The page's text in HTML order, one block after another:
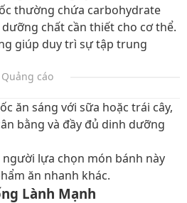
thường chứa carbohydrate
chất cần thiết cho cơ thể.
giúp duy trì sự tập trung
Quảng cáo
ăn sáng với sữa hoặc trái cây,
bằng và đầy đủ dinh dưỡng
lựa chọn món bánh này
ăn nhanh khác.
Lành Mạnh